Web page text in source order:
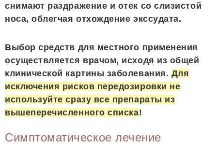
снимают раздражение и отек со слизистой
носа, облегчая отхождение экссудата.
Выбор средств для местного применения
осуществляется врачом, исходя из общей
клинической картины заболевания. Для
исключения рисков передозировки не
используйте сразу все препараты из
вышеперечисленного списка!
Симптоматическое лечение